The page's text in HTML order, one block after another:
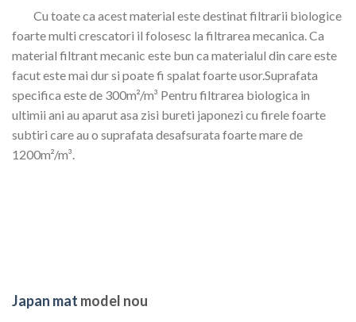
Cu toate ca acest material este destinat filtrarii biologice
foarte multi crescatori il folosesc la filtrarea mecanica. Ca
material filtrant mecanic este bun ca materialul din care este
facut este mai dur si poate fi spalat foarte usor.Suprafata
specifica este de 300m²/m³ Pentru filtrarea biologica in
ultimii ani au aparut asa zisi bureti japonezi cu firele foarte
subtiri care au o suprafata desafsurata foarte mare de
1200m²/m³.
Japan mat model nou